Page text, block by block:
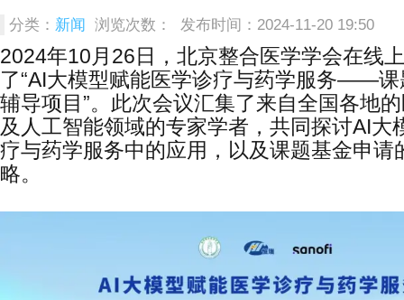
分类： 新闻 浏览次数： 发布时间：2024-11-20 19:50
2024年10月26日，北京整合医学学会在线
了“AI大模型赋能医学诊疗与药学服务——课
辅导项目”。此次会议汇集了来自全国各地
及人工智能领域的专家学者，共同探讨AI大
疗与药学服务中的应用，以及课题基金申请
略。